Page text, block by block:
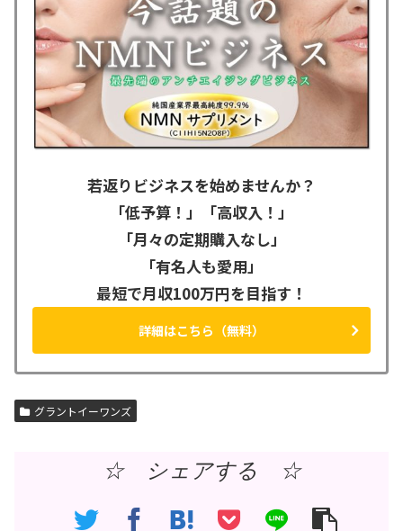
若返りビジネスを始めませんか？
「低予算！」「高収入！」
「月々の定期購入なし」
「有名人も愛用」
最短で月収100万円を目指す！
詳細はこちら（無料）
グラントイーワンズ
☆ シェアする ☆